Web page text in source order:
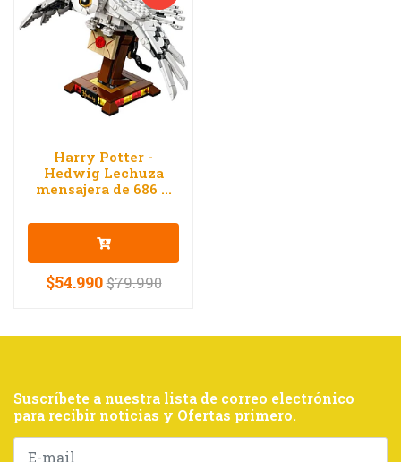
Harry Potter -
Hedwig Lechuza
mensajera de 686 ...
$54.990$79.990
Suscríbete a nuestra lista de correo electrónico
para recibir noticias y Ofertas primero.